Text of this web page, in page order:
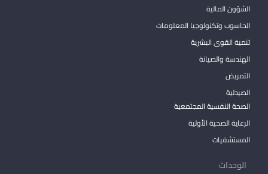
الشؤون المالية
الحاسوب وتكنولوجيا المعلومات
تنمية القوى البشرية
الهندسة والصيانة
التمريض
الصيدلية
الصحة النفسية المجتمعية
الرعاية الصحية الأولية
المستشفيات
الوحدات